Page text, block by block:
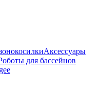
Аксессуары
для бассейнов